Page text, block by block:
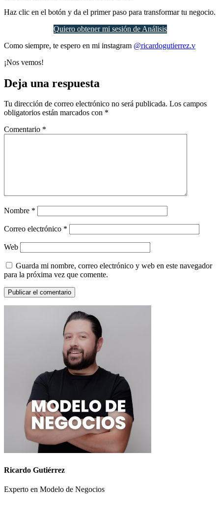
Haz clic en el botón y da el primer paso para transformar tu negocio.
Quiero obtener mi sesión de Análisis
Como siempre, te espero en mi instagram @ricardogutierrez.v
¡Nos vemos!
Deja una respuesta
Tu dirección de correo electrónico no será publicada. Los campos
obligatorios están marcados con *
Comentario *
Nombre *
Correo electrónico *
Web
Guarda mi nombre, correo electrónico y web en este navegador
para la próxima vez que comente.
Ricardo Gutiérrez
Experto en Modelo de Negocios